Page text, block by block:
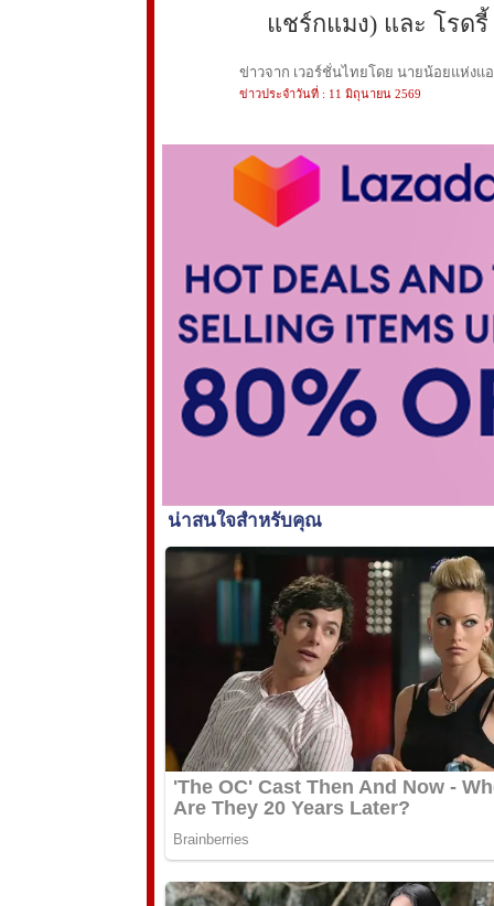
แชร์กแมง) และ โรด
ข่าวจาก เวอร์ชั่นไทยโดย นายน้อยแห่งแ
ข่าวประจำวันที่ : 11 มิถุนายน 2569